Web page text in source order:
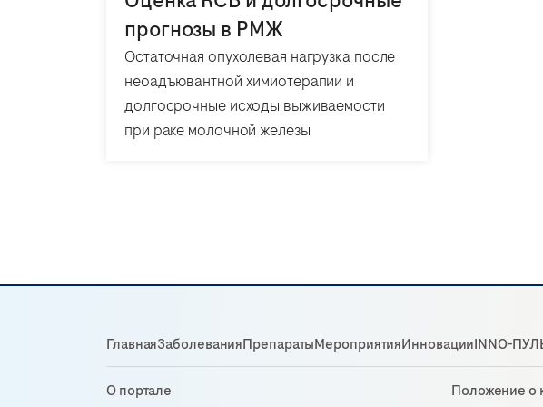
прогнозы в РМЖ
Остаточная опухолевая нагрузка после
неоадъювантной химиотерапии и
долгосрочные исходы выживаемости
при раке молочной железы
ГлавнаяЗаболеванияПрепаратыМероприятияИнновацииINNO-
О портале Положение о